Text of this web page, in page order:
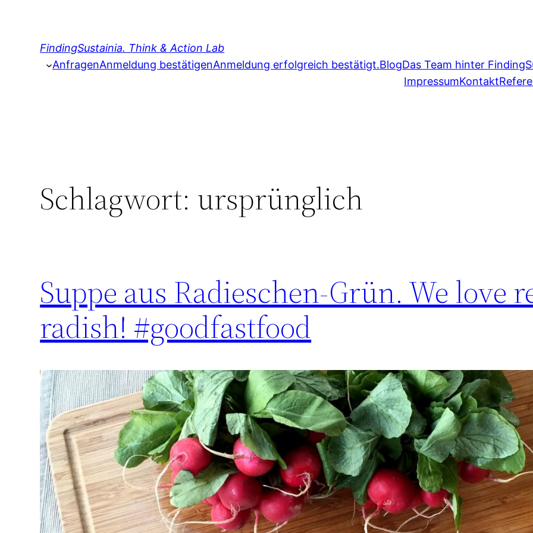
FindingSustainia. Think & Action Lab
AnfragenAnmeldung bestätigenAnmeldung erfolgreich bestätigt.BlogDas Team hinter
ImpressumKontakt
Schlagwort: ursprünglich
Suppe aus Radieschen-Grün. We love
radish! #goodfastfood